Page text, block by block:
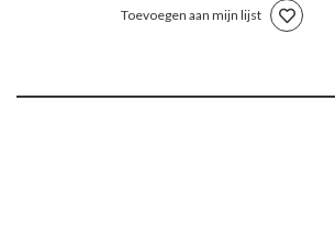
Toevoegen aan mijn lijst